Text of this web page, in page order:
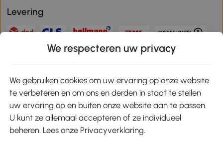
Levering
Veilige betaling
Download de app en ontvang 10% korting!
Google Play
We respecteren uw privacy
We gebruiken cookies om uw ervaring op onze website
te verbeteren en om ons en derden in staat te stellen
uw ervaring op en buiten onze website aan te passen.
U kunt ze allemaal accepteren of ze individueel
beheren. Lees onze Privacyverklaring.